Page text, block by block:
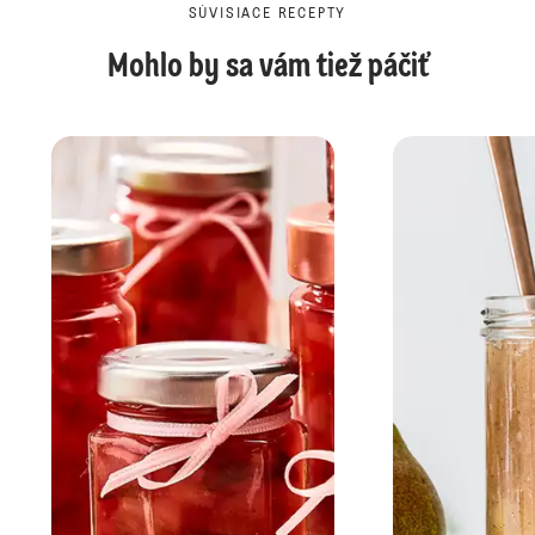
SÚVISIACE RECEPTY
Mohlo by sa vám tiež páčiť